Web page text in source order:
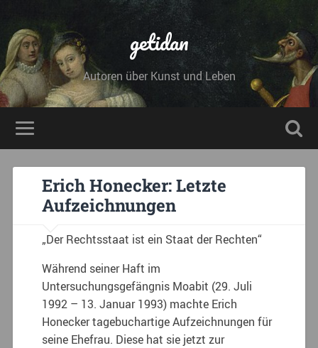
getidan
Autoren über Kunst und Leben
Erich Honecker: Letzte
Aufzeichnungen
„Der Rechtsstaat ist ein Staat der Rechten“
Während seiner Haft im
Untersuchungsgefängnis Moabit (29. Juli
1992 – 13. Januar 1993) machte Erich
Honecker tagebuchartige Aufzeichnungen für
seine Ehefrau. Diese hat sie jetzt zur